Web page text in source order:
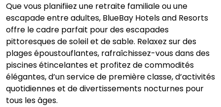
Que vous planifiiez une retraite familiale ou une
escapade entre adultes, BlueBay Hotels and Resorts
offre le cadre parfait pour des escapades
pittoresques de soleil et de sable. Relaxez sur des
plages époustouflantes, rafraîchissez-vous dans des
piscines étincelantes et profitez de commodités
élégantes, d’un service de première classe, d’activités
quotidiennes et de divertissements nocturnes pour
tous les âges.